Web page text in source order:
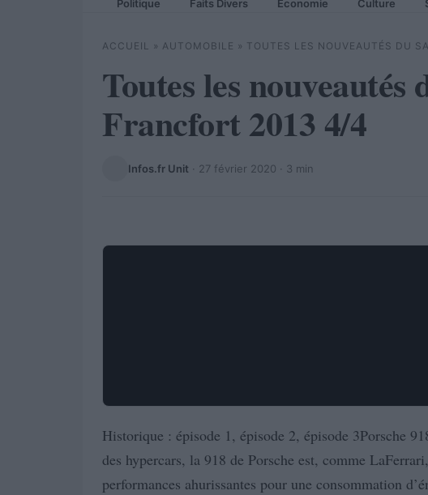
Politique Faits Divers Economie Culture
ACCUEIL » AUTOMOBILE » TOUTES LES NOUVEAUTÉS DU
Toutes les nouveautés
Francfort 2013 4/4
Infos.fr Unit · 27 février 2020 · 3 min
Historique : épisode 1, épisode 2, épisode 3Porsche
des hypercars, la 918 de Porsche est, comme
performances ahurissantes pour une consommation